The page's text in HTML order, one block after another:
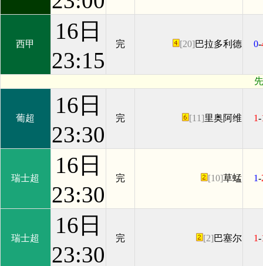
西甲
16日
23:15
完 [20]巴拉多利德 0-
葡超
16日
23:30
完 [11]里奥阿维 1-
瑞士超
16日
23:30
完 [10]草蜢 1-
瑞士超
16日
23:30
完 [2]巴塞尔 1-